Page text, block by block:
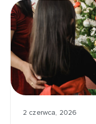
2 czerwca, 2026